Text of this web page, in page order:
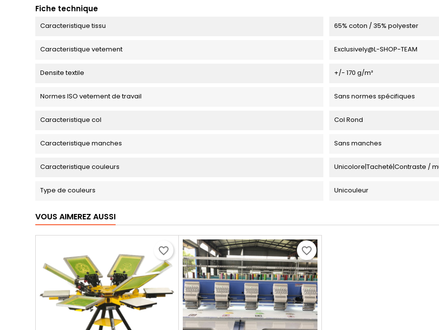
Fiche technique
Caracteristique tissu 65% coton / 35% polyester
Caracteristique vetement Exclusively@L-SHOP-TEAM
Densite textile +/- 170 g/m²
Normes ISO vetement de travail Sans normes spécifiques
Caracteristique col Col Rond
Caracteristique manches Sans manches
Caracteristique couleurs Unicolore|Tacheté|Contraste /
Type de couleurs Unicouleur
VOUS AIMEREZ AUSSI
favorite_border favorite_border